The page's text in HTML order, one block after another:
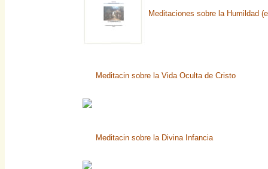
Meditaciones sobre la Humildad
Meditacin sobre la Vida Oculta de Cristo
Meditacin sobre la Divina Infancia